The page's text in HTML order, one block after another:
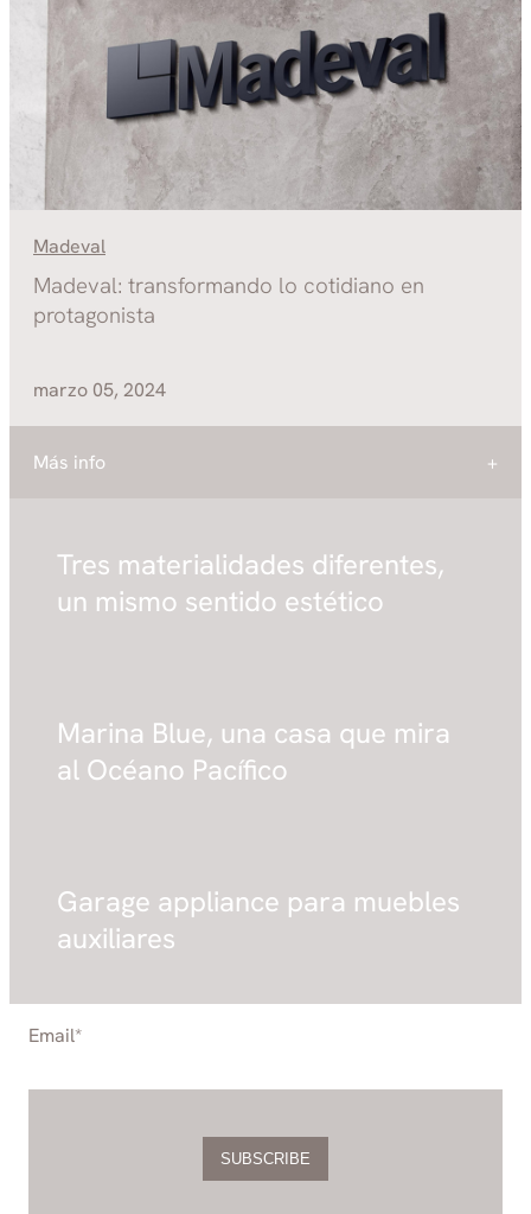
Madeval
Madeval: transformando lo cotidiano en
protagonista
Más info
marzo 05, 2024
Tres materialidades diferentes,
un mismo sentido estético
Marina Blue, una casa que mira
al Océano Pacífico
Garage appliance para muebles
auxiliares
Email*